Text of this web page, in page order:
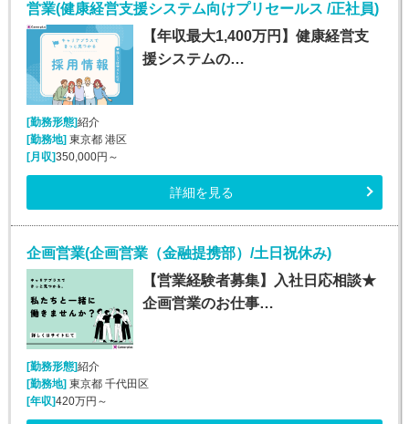
営業(健康経営支援システム向けプリセールス /正社員)
【年収最大1,400万円】健康経営支
援システムの…
[勤務形態]紹介
[勤務地] 東京都 港区
[月収]350,000円～
詳細を見る
企画営業(企画営業（金融提携部）/土日祝休み)
【営業経験者募集】入社日応相談★
企画営業のお仕事…
[勤務形態]紹介
[勤務地]東京都 千代田区
[年収]420万円～